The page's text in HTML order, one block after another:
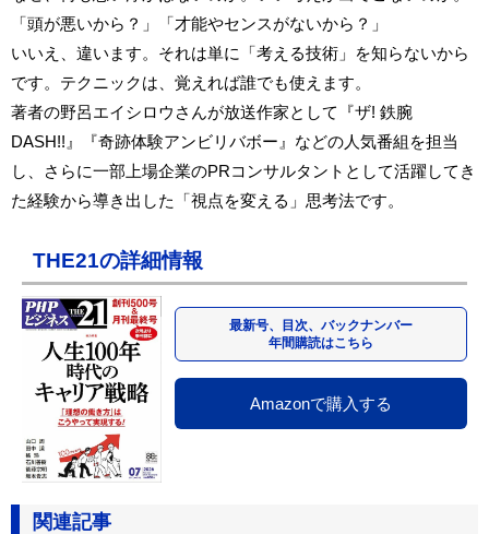
「頭が悪いから？」「才能やセンスがないから？」
いいえ、違います。それは単に「考える技術」を知らないから
です。テクニックは、覚えれば誰でも使えます。
著者の野呂エイシロウさんが放送作家として『ザ! 鉄腕
DASH!!』『奇跡体験アンビリバボー』などの人気番組を担当
し、さらに一部上場企業のPRコンサルタントとして活躍してき
た経験から導き出した「視点を変える」思考法です。
THE21の詳細情報
最新号、目次、バックナンバー
年間購読はこちら
Amazonで購入する
関連記事